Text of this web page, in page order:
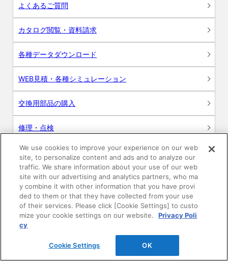
よくあるご質問
カタログ閲覧・資料請求
各種データダウンロード
WEB見積・各種シミュレーション
交換用部品の購入
修理・点検
お問い合わせ
ログイン
建築・設計関係者様向けサイト
ユーザー登録サービス
WEB見積システム
We use cookies to improve your experience on our web
site, to personalize content and ads and to analyze our
traffic. We share information about your use of our web
site with our advertising and analytics partners, who ma
y combine it with other information that you have provi
ded to them or that they have collected from your use
of their services. Please click [Cookie Settings] to custo
mize your cookie settings on our website.
Privacy Poli
cy
Cookie Settings OK